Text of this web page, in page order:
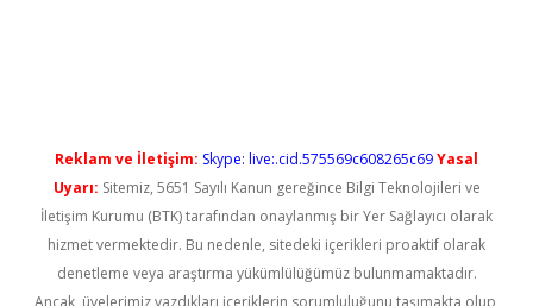
Reklam ve İletişim: Skype: live:.cid.575569c608265c69Yasal
Uyarı: Sitemiz, 5651 Sayılı Kanun gereğince Bilgi Teknolojileri ve
İletişim Kurumu (BTK) tarafından onaylanmış bir Yer Sağlayıcı olarak
hizmet vermektedir. Bu nedenle, sitedeki içerikleri proaktif olarak
denetleme veya araştırma yükümlülüğümüz bulunmamaktadır.
Ancak, üyelerimiz yazdıkları içeriklerin sorumluluğunu taşımakta olup,